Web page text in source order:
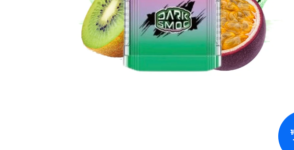
VENIX PRO CAPPUCINO-X
Původně:169 Kč
VENIX X2 COLA-X
79 Kč
Původně:169 Kč